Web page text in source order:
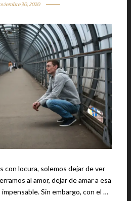
30, 2020
con locura, solemos dejar de ver
al amor, dejar de amar a esa
persona especial es algo impensable. Sin embargo, con el …